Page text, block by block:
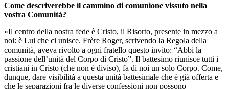
Come descriverebbe il cammino di comunione vissuto nella
vostra Comunità?
«Il centro della nostra fede è Cristo, il Risorto, presente in mezzo a
noi: è Lui che ci unisce. Frère Roger, scrivendo la Regola della
comunità, aveva rivolto a ogni fratello questo invito: “Abbi la
passione dell’unità del Corpo di Cristo”. Il battesimo riunisce tutti i
cristiani in Cristo (che non è diviso), fa di noi un solo Corpo. Come,
dunque, dare visibilità a questa unità battesimale che è già offerta e
che le separazioni fra le diverse confessioni non possono